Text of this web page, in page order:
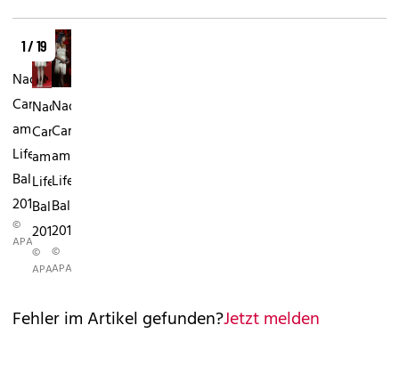
1 / 19
Naomi
Campbell
am
Life
Ball
2012
©
APA
Naomi
Campbell
am
Life
Ball
2012
©
APA
Naomi
Campbell
am
Life
Ball
2012
©
APA
Fehler im Artikel gefunden?Jetzt melden